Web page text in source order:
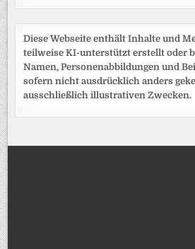
Diese Webseite enthält Inhalte und
teilweise KI-unterstützt erstellt oder
Namen, Personenabbildungen und
sofern nicht ausdrücklich anders
ausschließlich illustrativen Zwecken.